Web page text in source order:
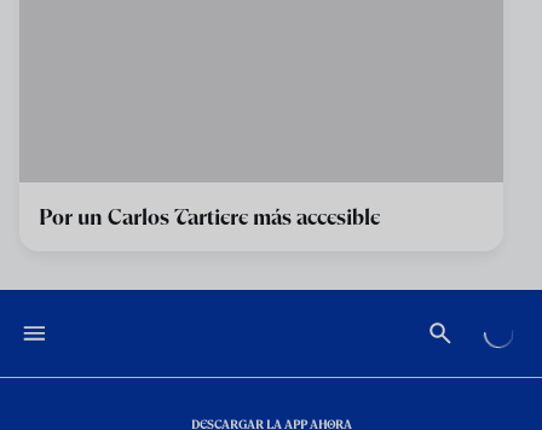
Por un Carlos Tartiere más accesible
DESCARGAR LA APP AHORA